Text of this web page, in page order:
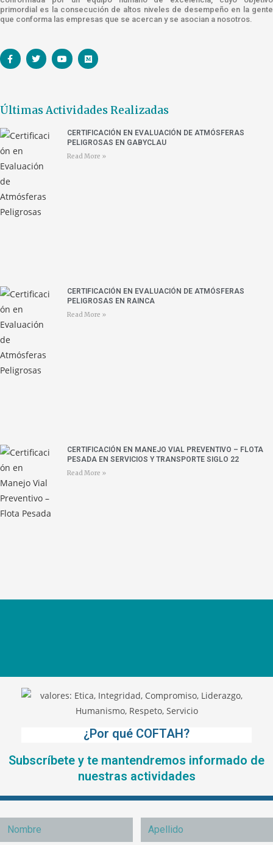
primordial es la consecución de altos niveles de desempeño en la gente
que conforma las empresas que se acercan y se asocian a nosotros.
Últimas Actividades Realizadas
CERTIFICACIÓN EN EVALUACIÓN DE ATMÓSFERAS
PELIGROSAS EN GABYCLAU
Read More »
CERTIFICACIÓN EN EVALUACIÓN DE ATMÓSFERAS
PELIGROSAS EN RAINCA
Read More »
CERTIFICACIÓN EN MANEJO VIAL PREVENTIVO – FLOTA
PESADA EN SERVICIOS Y TRANSPORTE SIGLO 22
Read More »
¿Por qué COFTAH?
Subscríbete y te mantendremos informado de
nuestras actividades